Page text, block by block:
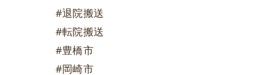
#退院搬送
#転院搬送
#豊橋市
#岡崎市